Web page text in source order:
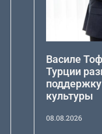
Василе
Турции
поддержку
культуры
08.08.2026